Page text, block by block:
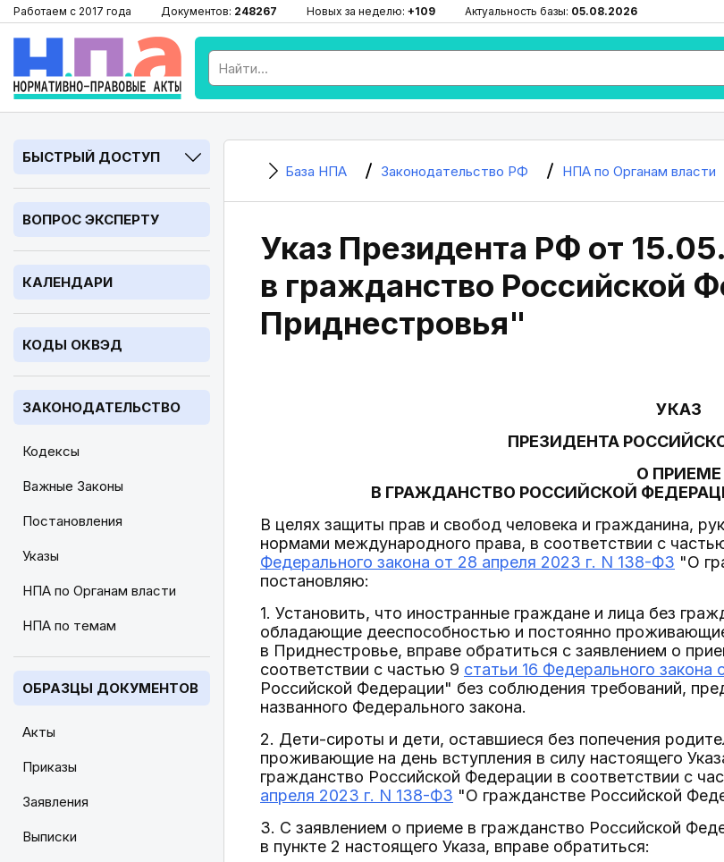
Работаем с 2017 года Документов: 248267 Новых за неделю: +109 Актуальность базы: 05.08.2026
БЫСТРЫЙ ДОСТУП
ВОПРОС ЭКСПЕРТУ
КАЛЕНДАРИ
КОДЫ ОКВЭД
ЗАКОНОДАТЕЛЬСТВО
Кодексы
Важные Законы
Постановления
Указы
НПА по Органам власти
НПА по темам
ОБРАЗЦЫ ДОКУМЕНТОВ
Акты
Приказы
Заявления
Выписки
База НПА Законодательство РФ НПА по Органам власти
Указ Президента РФ от
в гражданство Российской
Приднестровья"
УКАЗ
ПРЕЗИДЕНТА
О ПРИЕМЕ
В ГРАЖДАНСТВО РОССИЙСКОЙ
В целях защиты прав и свобод человека и гражданина,
нормами международного права, в соответствии с
Федерального закона от 28 апреля 2023 г. N 138-ФЗ "О
постановляю:
1. Установить, что иностранные граждане и лица без
обладающие дееспособностью и постоянно
в Приднестровье, вправе обратиться с заявлением о
соответствии с частью 9 статьи 16 Федерального
Российской Федерации" без соблюдения требований,
названного Федерального закона.
2. Дети-сироты и дети, оставшиеся без попечения
проживающие на день вступления в силу настоящего
гражданство Российской Федерации в соответствии с
апреля 2023 г. N 138-ФЗ "О гражданстве Российской
3. С заявлением о приеме в гражданство Российской
в пункте 2 настоящего Указа, вправе обратиться: